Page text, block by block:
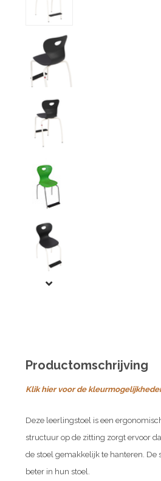
Productomschrijving
Klik hier voor de
Deze leerlingstoel is een
structuur op de zitting zorgt ervoor
de stoel gemakkelijk te hanteren. De
beter in hun stoel.